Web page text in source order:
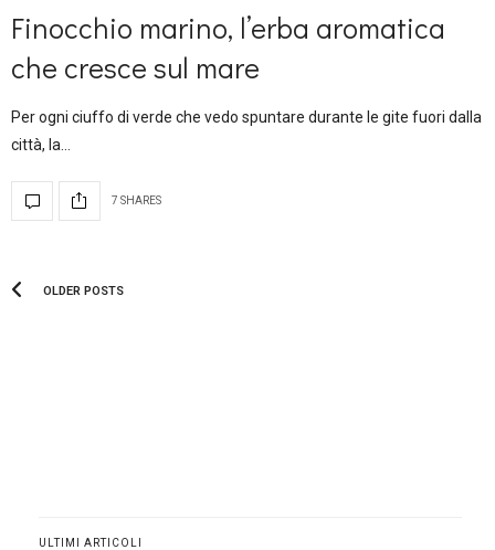
Finocchio marino, l’erba aromatica
che cresce sul mare
Per ogni ciuffo di verde che vedo spuntare durante le gite fuori dalla
città, la…
7 SHARES
OLDER POSTS
ULTIMI ARTICOLI